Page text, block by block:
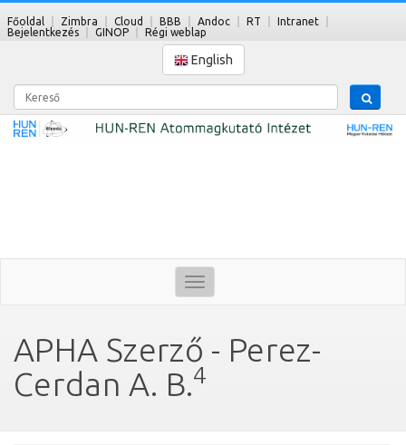
Főoldal Zimbra Cloud BBB Andoc RT
Intranet
Bejelentkezés
GINOP Régi weblap
English
Kereső
Toggle
navigation
APHA Szerző - Perez-
Cerdan A. B.4